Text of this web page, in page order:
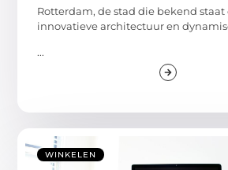
Rotterdam, de stad die bekend staat
innovatieve architectuur en
...
WINKELEN